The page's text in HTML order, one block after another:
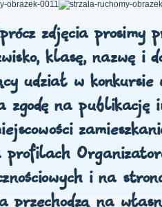
zdjęcia prosimy
klasę, nazwę i
udział w
zgodę na publikację
profilach
i na